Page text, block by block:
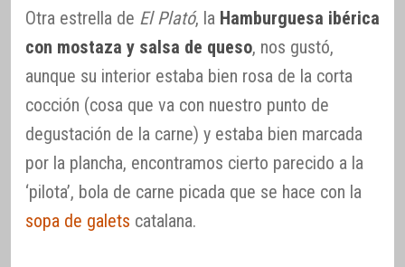
Otra estrella de El Plató, la Hamburguesa ibérica
con mostaza y salsa de queso, nos gustó,
aunque su interior estaba bien rosa de la corta
cocción (cosa que va con nuestro punto de
degustación de la carne) y estaba bien marcada
por la plancha, encontramos cierto parecido a la
‘pilota’, bola de carne picada que se hace con la
sopa de galets catalana.